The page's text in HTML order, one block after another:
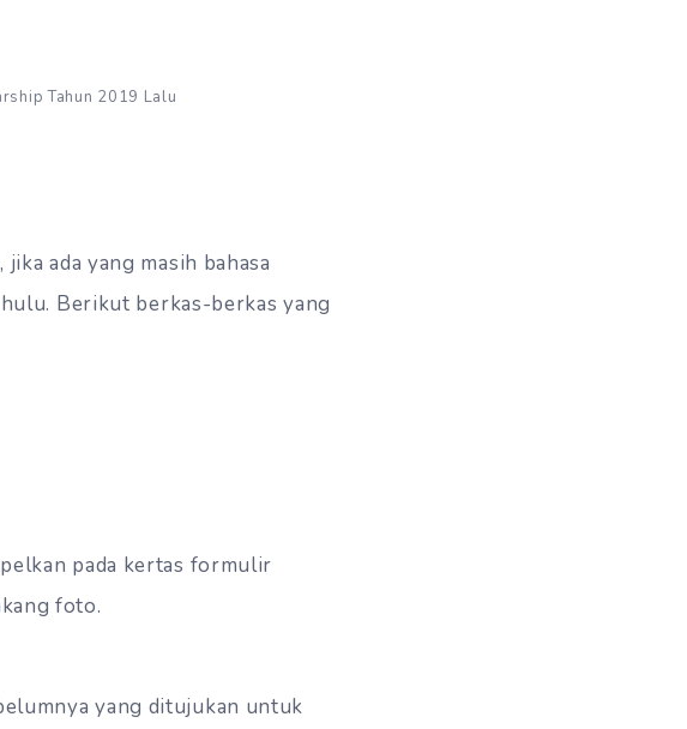
Tahun 2019 Lalu
ada yang masih bahasa
Berikut berkas-berkas yang
pada kertas formulir
foto.
yang ditujukan untuk